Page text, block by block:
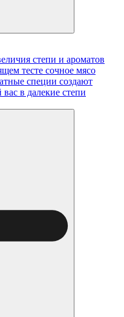
степи и ароматов
тесте сочное мясо
специи создают
в далекие степи